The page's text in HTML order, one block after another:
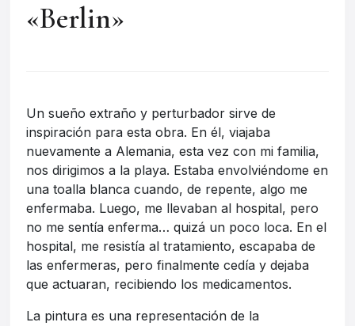
«Berlin»
Un sueño extraño y perturbador sirve de
inspiración para esta obra. En él, viajaba
nuevamente a Alemania, esta vez con mi familia,
nos dirigimos a la playa. Estaba envolviéndome en
una toalla blanca cuando, de repente, algo me
enfermaba. Luego, me llevaban al hospital, pero
no me sentía enferma… quizá un poco loca. En el
hospital, me resistía al tratamiento, escapaba de
las enfermeras, pero finalmente cedía y dejaba
que actuaran, recibiendo los medicamentos.
La pintura es una representación de la